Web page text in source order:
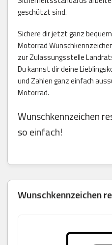
geschützt sind.
Sichere dir jetzt ganz
Motorrad
zur Zulassungsstelle
Du kannst dir deine
und Zahlen ganz einfach
Motorrad.
Wunschkennzeichen
so einfach!
Wunschkennzeichen